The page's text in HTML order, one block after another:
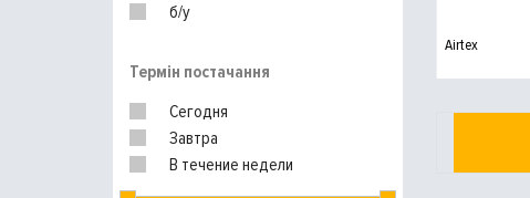
б/у
Термін постачання
Сегодня
Завтра
В течение недели
Airtex